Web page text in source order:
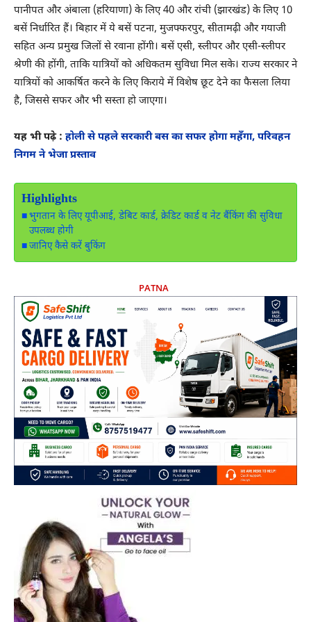
पानीपत और अंबाला (हरियाणा) के लिए 40 और रांची (झारखंड) के लिए 10
बसें निर्धारित हैं। बिहार में ये बसें पटना, मुजफ्फरपुर, सीतामढ़ी और गयाजी
सहित अन्य प्रमुख जिलों से रवाना होंगी। बसें एसी, स्लीपर और एसी-स्लीपर
श्रेणी की होंगी, ताकि यात्रियों को अधिकतम सुविधा मिल सके। राज्य सरकार ने
यात्रियों को आकर्षित करने के लिए किराये में विशेष छूट देने का फैसला लिया
है, जिससे सफर और भी सस्ता हो जाएगा।
यह भी पढ़े : होली से पहले सरकारी बस का सफर होगा महँगा, परिवहन
निगम ने भेजा प्रस्ताव
Highlights
भुगतान के लिए यूपीआई, डेबिट कार्ड, क्रेडिट कार्ड व नेट बैंकिंग की सुविधा
उपलब्ध होगी
जानिए कैसे करें बुकिंग
PATNA